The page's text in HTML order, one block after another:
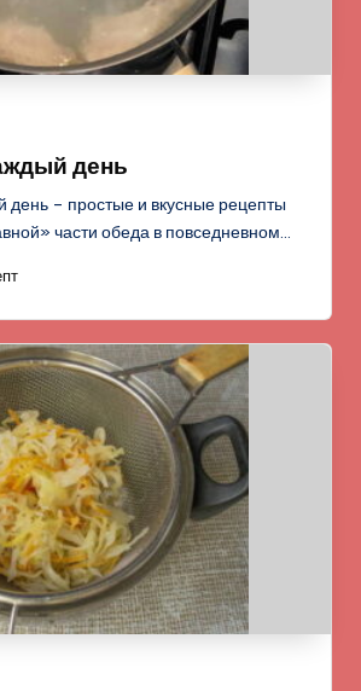
день
день – простые и вкусные рецепты
части обеда в повседневном…